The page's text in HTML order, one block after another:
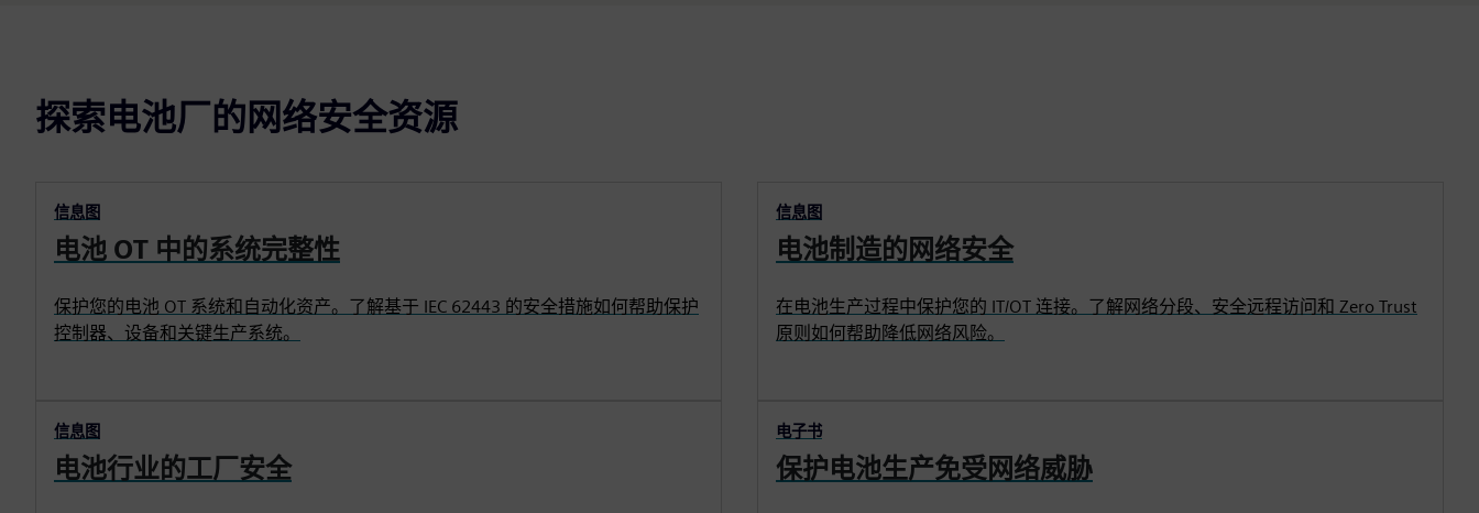
探索电池厂的网络安全资源
信息图
电池 OT 中的系统完整性
保护您的电池 OT 系统和自动化资产。了解基于 IEC 62443 的安全措施如何帮助保护
控制器、设备和关键生产系统。
信息图
电池制造的网络安全
在电池生产过程中保护您的 IT/OT 连接。了解网络分段、安全远程访问和 Zero Trust
原则如何帮助降低网络风险。
信息图
电池行业的工厂安全
电子书
保护电池生产免受网络威胁